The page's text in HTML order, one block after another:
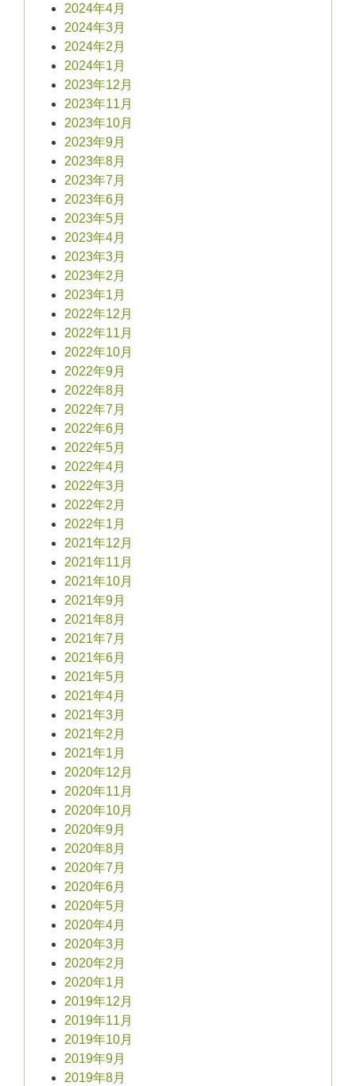
2024年4月
2024年3月
2024年2月
2024年1月
2023年12月
2023年11月
2023年10月
2023年9月
2023年8月
2023年7月
2023年6月
2023年5月
2023年4月
2023年3月
2023年2月
2023年1月
2022年12月
2022年11月
2022年10月
2022年9月
2022年8月
2022年7月
2022年6月
2022年5月
2022年4月
2022年3月
2022年2月
2022年1月
2021年12月
2021年11月
2021年10月
2021年9月
2021年8月
2021年7月
2021年6月
2021年5月
2021年4月
2021年3月
2021年2月
2021年1月
2020年12月
2020年11月
2020年10月
2020年9月
2020年8月
2020年7月
2020年6月
2020年5月
2020年4月
2020年3月
2020年2月
2020年1月
2019年12月
2019年11月
2019年10月
2019年9月
2019年8月